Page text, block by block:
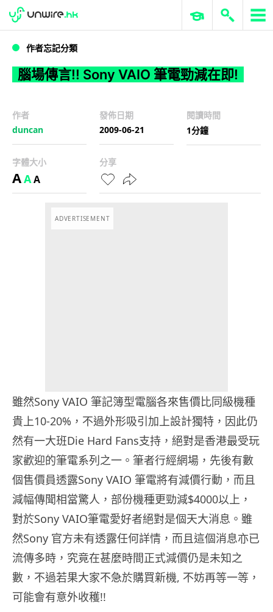
腦場傳言!! Sony VAIO 筆電勁減在即!
WWDC 2026 ERP 與商業 AI
作者忘記分類
腦場傳言!! Sony VAIO 筆電勁減在即!
作者
duncan
發佈日期
2009-06-21
閱讀時間
1分鐘
字體大小
AAA
分享
ADVERTISEMENT
雖然Sony VAIO 筆記簿型電腦各來售價比同級機種
貴上10-20%，不過外形吸引加上設計獨特，因此仍
然有一大班Die Hard Fans支持，絕對是香港最受玩
家歡迎的筆電系列之一。筆者行經網場，先後有數
個售價員透露Sony VAIO 筆電將有減價行動，而且
減幅傳聞相當驚人，部份機種更勁減$4000以上，
對於Sony VAIO筆電愛好者絕對是個天大消息。雖
然Sony 官方未有透露任何詳情，而且這個消息亦已
流傳多時，究竟在甚麼時間正式減價仍是未知之
數，不過若果大家不急於購買新機, 不妨再等一等，
可能會有意外收穫!!